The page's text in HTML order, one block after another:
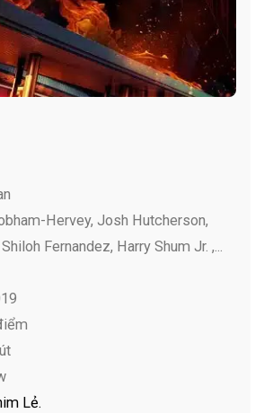
Hervey, Josh Hutcherson,
Fernandez, Harry Shum Jr. ,...
Lẻ